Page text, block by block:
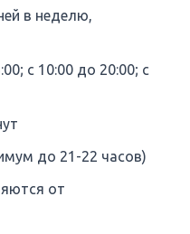
в неделю,
с 10:00 до 20:00; с
до 21-22 часов)
от